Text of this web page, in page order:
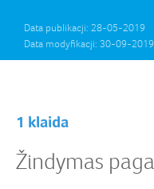
Data publikacji: 28-05-2019
Data modyfikacji: 30-09-2019
1 klaida
Žindymas